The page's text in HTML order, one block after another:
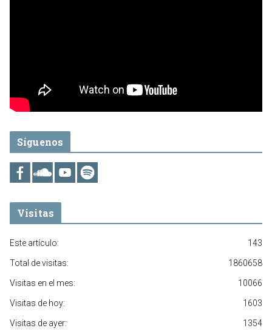
Síguenos
Visitas
143
Este artículo:
1860658
Total de visitas:
10066
Visitas en el mes:
1603
Visitas de hoy:
1354
Visitas de ayer: